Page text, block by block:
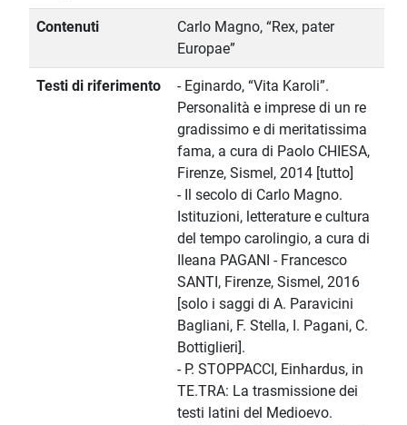
Contenuti
Carlo Magno, “Rex, pater
Europae”
Testi di riferimento
- Eginardo, “Vita Karoli”.
Personalità e imprese di un re
gradissimo e di meritatissima
fama, a cura di Paolo CHIESA,
Firenze, Sismel, 2014 [tutto]
- Il secolo di Carlo Magno.
Istituzioni, letterature e cultura
del tempo carolingio, a cura di
Ileana PAGANI - Francesco
SANTI, Firenze, Sismel, 2016
[solo i saggi di A. Paravicini
Bagliani, F. Stella, I. Pagani, C.
Bottiglieri].
- P. STOPPACCI, Einhardus, in
TE.TRA: La trasmissione dei
testi latini del Medioevo.